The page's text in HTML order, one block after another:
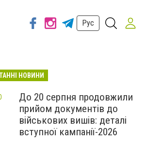
Рус
НОВИНИ
До 20 серпня продовжили
прийом документів до
військових вишів: деталі
вступної кампанії-2026